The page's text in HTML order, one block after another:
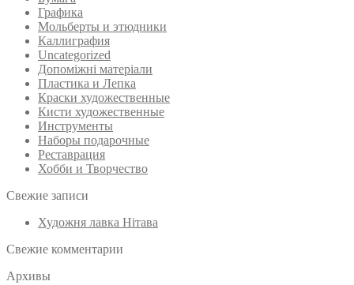
Графика
Мольберты и этюдники
Каллиграфия
Uncategorized
Допоміжні матеріали
Пластика и Лепка
Краски художественные
Кисти художественные
Инструменты
Наборы подарочные
Реставрация
Хобби и Творчество
Свежие записи
Художня лавка Нітава
Свежие комментарии
Архивы